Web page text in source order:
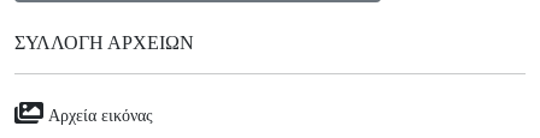
ΣΥΛΛΟΓΉ ΑΡΧΕΊΩΝ
Αρχεία εικόνας